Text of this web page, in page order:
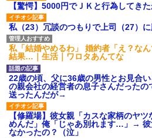
【驚愕】5000円でＪＫと行為してき
私（23）冗談のつもりで上司（27）
私「結婚やめるわ」 婚約者「え？な
結果…｜生活｜ワロタあんてな
22歳の頃、父に36歳の男性とお見合
の親会社の経営者の息子さんだった
送ったんだが→
【修羅場】彼女親「カスな家柄のヤ
めんだ」俺「じゃあ別れます…」→ 彼
なかったの？（泣」